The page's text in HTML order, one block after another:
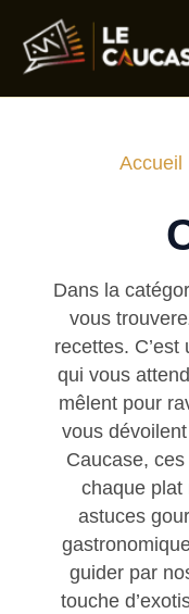
contenu
Accueil
Dans la
vous
recettes.
qui vous
mêlent pour
vous
Caucase,
chaque plat
astuces
guider par
touche